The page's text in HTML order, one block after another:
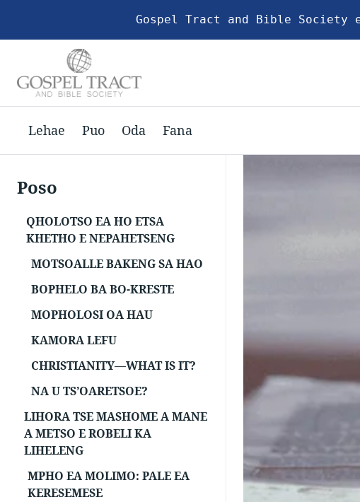
Gospel Tract and Bible Society
Lehae Puo Oda Fana
Poso
QHOLOTSO EA HO ETSA
KHETHO E NEPAHETSENG
MOTSOALLE BAKENG SA HAO
BOPHELO BA BO-KRESTE
MOPHOLOSI OA HAU
KAMORA LEFU
CHRISTIANITY—WHAT IS IT?
NA U TS’OARETSOE?
LIHORA TSE MASHOME A MANE
A METSO E ROBELI KA
LIHELENG
MPHO EA MOLIMO: PALE EA
KERESEMESE